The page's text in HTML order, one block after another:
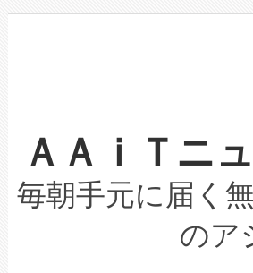
加組織は、
選定された製品
取得できる可能
設には、3億～4
最高経営責任者（
す。「当社の
ームを利用すれ
事業者の負担軽
系統連系を迅速
限を超えて利用
持できるよう貢
ービスレベル契約
テリー性能の劣
念は、現在デー
狭視野のFOVを
ケーブル、枝な
なレーザースポ
な環境下でも豊
キロメートル範囲
LiDAR for
は1535 nmレー
ＡＡｉＴニ
毎朝手元に届く
のア